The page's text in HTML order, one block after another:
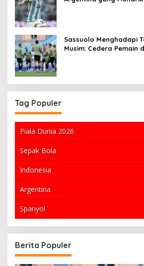
Sassuolo Menghadapi
Musim: Cedera Pemain
Tag Populer
Piala Dunia 2026
Sepak Bola
Indonesia
Argentina
Spanyol
Berita Populer